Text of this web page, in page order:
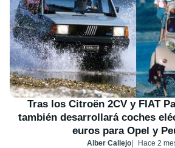
Tras los Citroën 2CV y FIAT
también desarrollará coches
euros para Opel y
Alber Callejo Hace 2